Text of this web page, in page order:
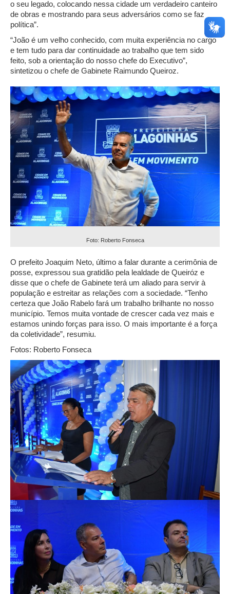
o seu legado, colocando nessa cidade um verdadeiro canteiro
de obras e mostrando para seus adversários como se faz
política”.
“João é um velho conhecido, com muita experiência no cargo
e tem tudo para dar continuidade ao trabalho que tem sido
feito, sob a orientação do nosso chefe do Executivo”,
sintetizou o chefe de Gabinete Raimundo Queiroz.
Foto: Roberto Fonseca
O prefeito Joaquim Neto, último a falar durante a cerimônia de
posse, expressou sua gratidão pela lealdade de Queiróz e
disse que o chefe de Gabinete terá um aliado para servir à
população e estreitar as relações com a sociedade. “Tenho
certeza que João Rabelo fará um trabalho brilhante no nosso
município. Temos muita vontade de crescer cada vez mais e
estamos unindo forças para isso. O mais importante é a força
da coletividade”, resumiu.
Fotos: Roberto Fonseca